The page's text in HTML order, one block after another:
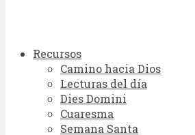
Recursos
Camino hacia Dios
Lecturas del día
Dies Domini
Cuaresma
Semana Santa